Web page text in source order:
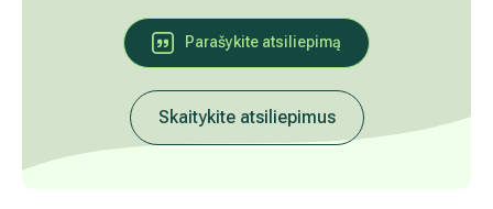
Parašykite atsiliepimą
Skaitykite atsiliepimus
Gastroenterologija (virškinimo ligos)
Abdominalinė (pilvo) ir bendroji chirurgija
Ausų, nosies, gerklės (LOR) ligų gydymas